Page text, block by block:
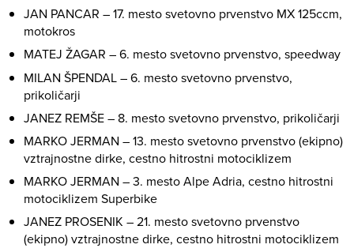
JAN PANCAR – 17. mesto svetovno prvenstvo MX 125ccm,
motokros
MATEJ ŽAGAR – 6. mesto svetovno prvenstvo, speedway
MILAN ŠPENDAL – 6. mesto svetovno prvenstvo,
prikoličarji
JANEZ REMŠE – 8. mesto svetovno prvenstvo, prikoličarji
MARKO JERMAN – 13. mesto svetovno prvenstvo (ekipno)
vztrajnostne dirke, cestno hitrostni motociklizem
MARKO JERMAN – 3. mesto Alpe Adria, cestno hitrostni
motociklizem Superbike
JANEZ PROSENIK – 21. mesto svetovno prvenstvo
(ekipno) vztrajnostne dirke, cestno hitrostni motociklizem